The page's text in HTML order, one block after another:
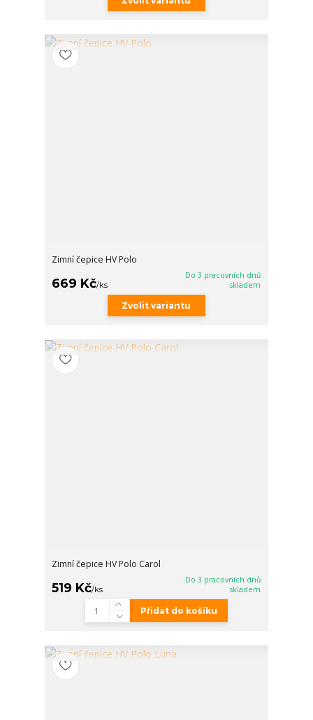
Zimní čepice HV Polo
669 Kč/ks
Do 3 pracovních dnů
skladem
Zvolit variantu
Zimní čepice HV Polo Carol
519 Kč/ks
Do 3 pracovních dnů
skladem
Přidat do košíku